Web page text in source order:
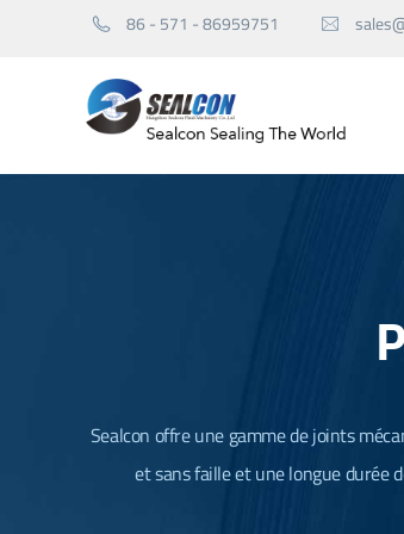
 86 - 571 - 86959751 
Pièces de rechange
Sealcon offre une gamme de joints
et sans faille et une longue durée